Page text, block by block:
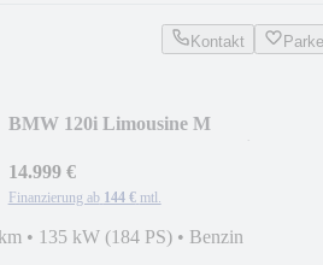
Kontakt
BMW 120i Limousine M
14.999 €
Finanzierung ab 144 € mtl.
• 135 kW (184 PS) • Benzin